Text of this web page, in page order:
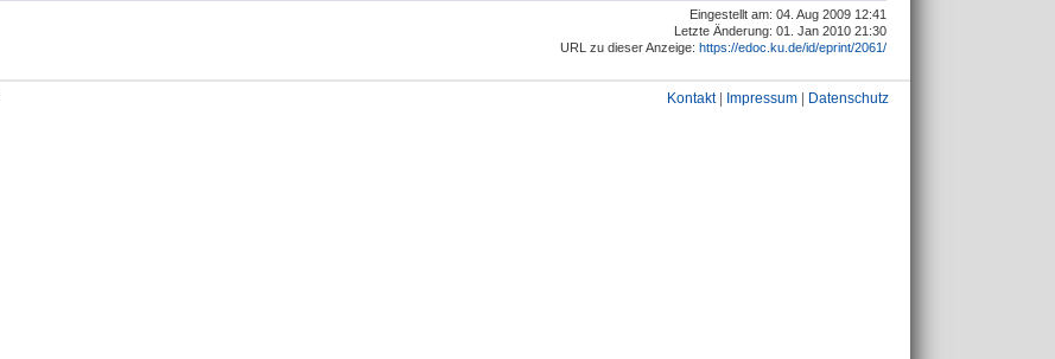
Eingestellt am: 04. Aug 2009 12:41
Letzte Änderung: 01. Jan 2010 21:30
URL zu dieser Anzeige: https://edoc.ku.de/id/eprint/2061/
Kontakt| Impressum Datenschutz